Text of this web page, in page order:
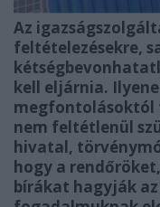
Az
feltételezésekre,
kell eljárnia.
megfontolásoktól
nem feltétlenül
hivatal,
hogy a
bírákat hagyják